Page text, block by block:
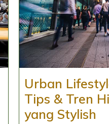
Urban
Tips & Tren
yang Stylish